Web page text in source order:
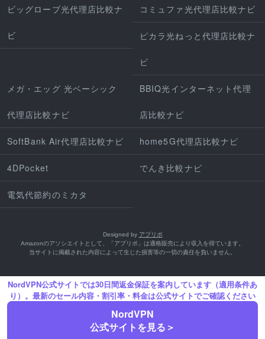
ビッグローブ光代理店比較ナ
ビ
コミュファ光代理店比較ナビ
ピカラ光ねっと代理店比較ナ
ビ
メガ・エッグ 光ベーシック
代理店比較ナビ
BBIQ光インターネット代理
店比較ナビ
SoftBank Air代理店比較ナビ home5G代理店比較ナビ
4DPocket でんき比較ナビ
電気代節約のミカタ
Designed by アプリポ
Amazonのアソシエイトとして、「アプリポ」は適格販売により収入を得ています。
当サイトに掲載された内容によって生じた損害等の一切の責任を負いません。
NordVPN公式サイトでは30日間返金保証を案内しています（適用条件あ
り）。最新のセール内容・割引率・料金は公式サイトでご確認ください
NordVPN
公式サイトを見る＞